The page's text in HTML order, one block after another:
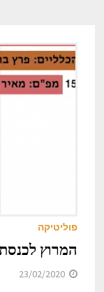
פוליטיקה
המרוץ לכנסת
23/02/2020